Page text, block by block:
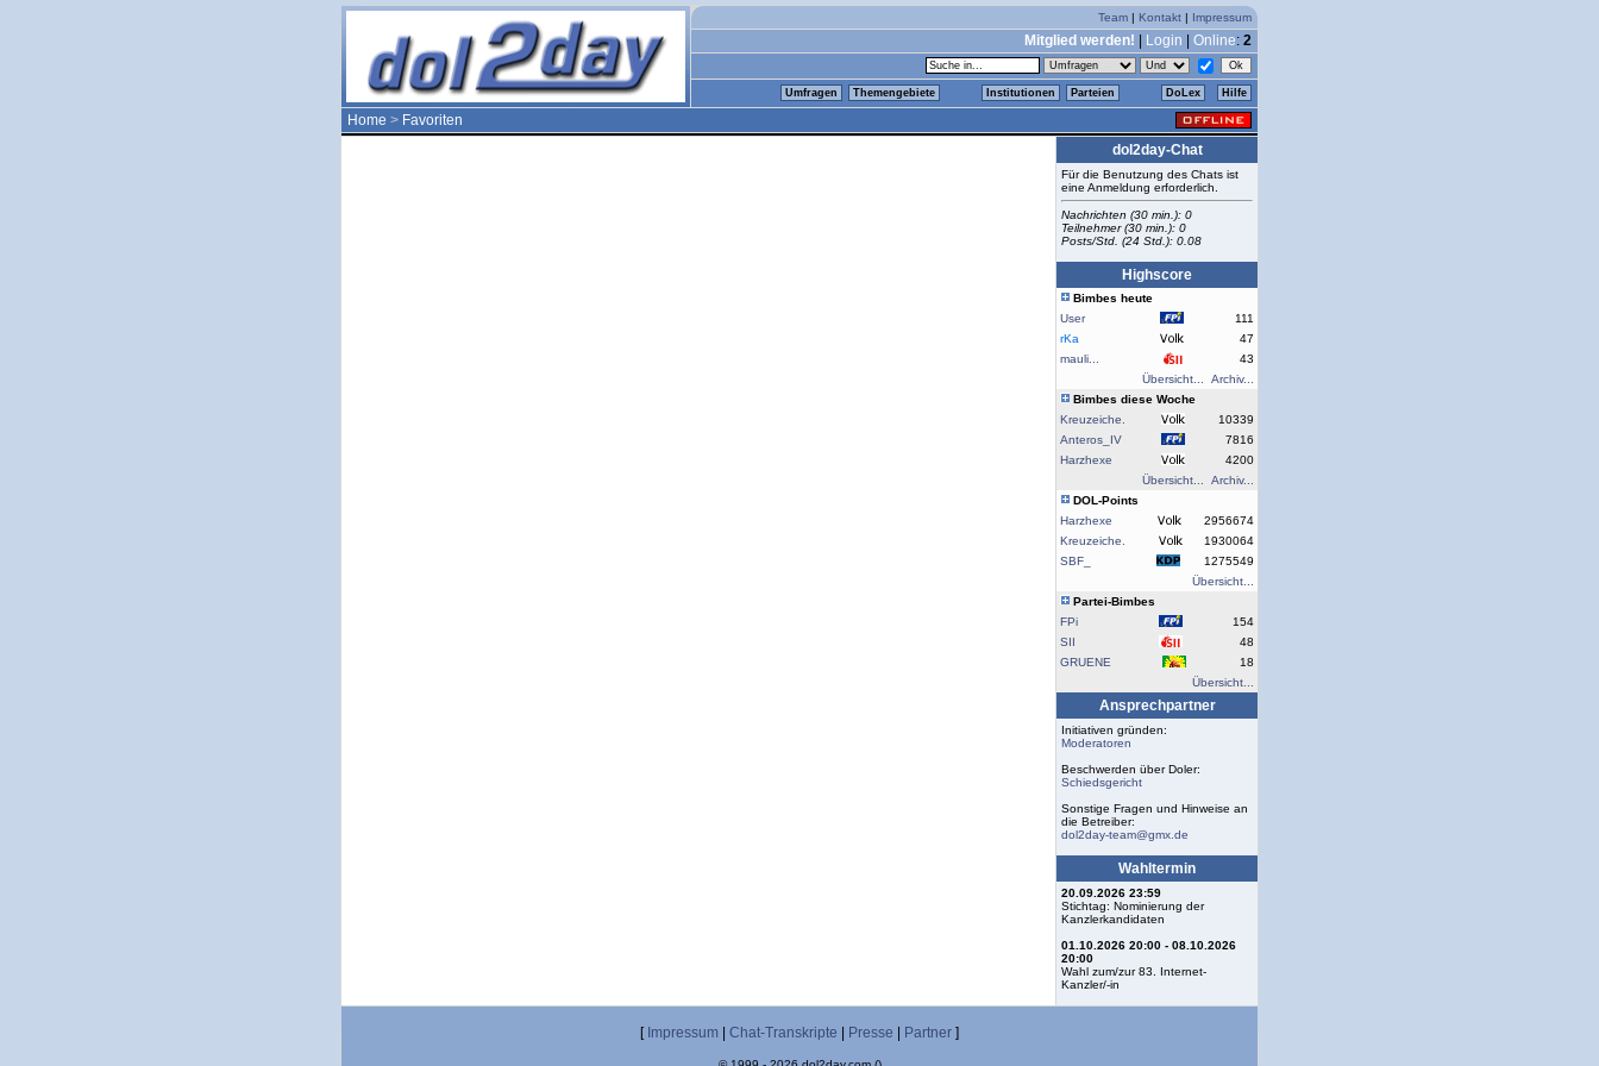
Team | Kontakt | Impressum
Mitglied werden! Login Online: 2
Umfragen Themengebiete Institutionen Parteien DoLex Hilfe
Home > Favoriten
dol2day-Chat
Für die Benutzung des Chats ist
eine Anmeldung erforderlich.
Nachrichten (30 min.): 0
Teilnehmer (30 min.): 0
Posts/Std. (24 Std.): 0.08
Highscore
Bimbes heute
User
111
rKa
47
mauli...
43
Übersicht...
Archiv...
Bimbes diese Woche
Kreuzeiche.
10339
Anteros_IV
7816
Harzhexe
4200
Übersicht...
Archiv...
DOL-Points
Harzhexe
2956674
Kreuzeiche.
1930064
SBF_
1275549
Übersicht...
Partei-Bimbes
FPi
154
SII
48
GRUENE
18
Übersicht...
Ansprechpartner
Initiativen gründen:
Moderatoren
Beschwerden über Doler:
Schiedsgericht
Sonstige Fragen und Hinweise an
die Betreiber:
dol2day-team@gmx.de
Wahltermin
20.09.2026 23:59
Stichtag: Nominierung der
Kanzlerkandidaten
01.10.2026 20:00 - 08.10.2026
20:00
Wahl zum/zur 83. Internet-
Kanzler/-in
[ Impressum Chat-Transkripte Presse Partner ]